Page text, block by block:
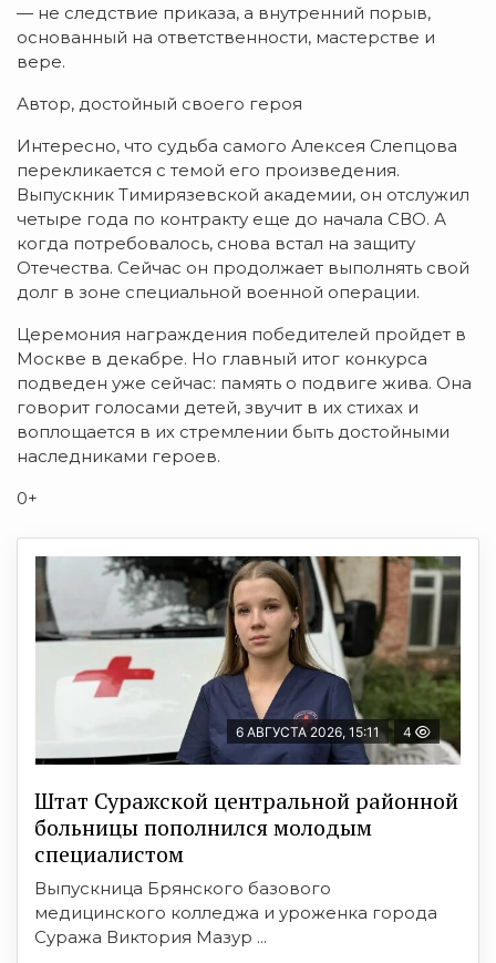
— не следствие приказа, а внутренний порыв,
основанный на ответственности, мастерстве и
вере.
Автор, достойный своего героя
Интересно, что судьба самого Алексея Слепцова
перекликается с темой его произведения.
Выпускник Тимирязевской академии, он отслужил
четыре года по контракту еще до начала СВО. А
когда потребовалось, снова встал на защиту
Отечества. Сейчас он продолжает выполнять свой
долг в зоне специальной военной операции.
Церемония награждения победителей пройдет в
Москве в декабре. Но главный итог конкурса
подведен уже сейчас: память о подвиге жива. Она
говорит голосами детей, звучит в их стихах и
воплощается в их стремлении быть достойными
наследниками героев.
0+
6 АВГУСТА 2026, 15:11 4
Штат Суражской центральной районной
больницы пополнился молодым
специалистом
Выпускница Брянского базового
медицинского колледжа и уроженка города
Суража Виктория Мазур ...